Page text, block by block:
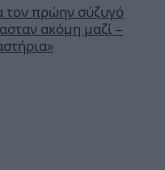
τον πρώην σύζυγό
ακόμη μαζί –